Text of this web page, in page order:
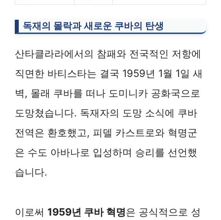
독재의 몰락과 새로운 쿠바의 탄생
산타클라라에서의 참패와 전국적인 저항에
직면한 바티스타는 결국 1959년 1월 1일 새
벽, 몰래 쿠바를 떠나 도미니카 공화국으로
도망쳤습니다. 독재자의 도망 소식에 쿠바
전역은 환호했고, 피델 카스트로와 혁명군
은 수도 아바나로 입성하며 승리를 선언했
습니다.
이로써 1959년 쿠바 혁명은 공식적으로 성